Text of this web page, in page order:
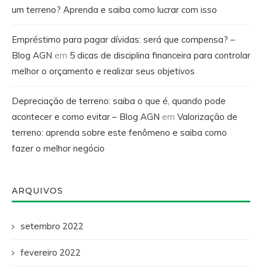
um terreno? Aprenda e saiba como lucrar com isso
Empréstimo para pagar dívidas: será que compensa? –
Blog AGN em 5 dicas de disciplina financeira para controlar
melhor o orçamento e realizar seus objetivos
Depreciação de terreno: saiba o que é, quando pode
acontecer e como evitar – Blog AGN em Valorização de
terreno: aprenda sobre este fenômeno e saiba como
fazer o melhor negócio
ARQUIVOS
setembro 2022
fevereiro 2022